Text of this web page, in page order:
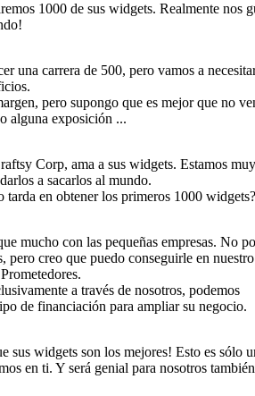
1000 de sus widgets. Realmente nos
una carrera de 500, pero vamos a
pero supongo que es mejor que no
alguna exposición ...
Corp, ama a sus widgets. Estamos muy
a sacarlos al mundo.
tarda en obtener los primeros 1000 widgets?
mucho con las pequeñas empresas. No
pero creo que puedo conseguirle en nuestro
a través de nosotros, podemos
de financiación para ampliar su negocio.
sus widgets son los mejores! Esto es sólo
en ti. Y será genial para nosotros